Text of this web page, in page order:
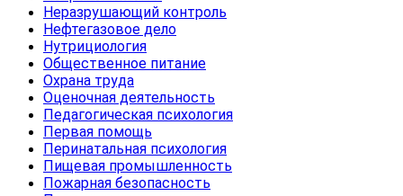
Неразрушающий контроль
Нефтегазовое дело
Нутрициология
Общественное питание
Охрана труда
Оценочная деятельность
Педагогическая психология
Первая помощь
Перинатальная психология
Пищевая промышленность
Пожарная безопасность